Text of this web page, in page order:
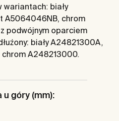
wariantach: biały
A5064046NB, chrom
podwójnym oparciem
biały A24821300A,
chrom A248213000.
u góry (mm):